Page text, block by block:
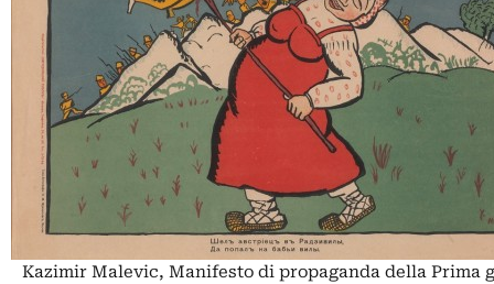
Kazimir Malevic, Manifesto di propaganda della Prima